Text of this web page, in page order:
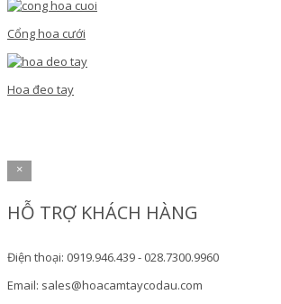
Cổng hoa cưới
Hoa đeo tay
×
HỖ TRỢ KHÁCH HÀNG
Điện thoại: 0919.946.439 - 028.7300.9960
Email: sales@hoacamtaycodau.com